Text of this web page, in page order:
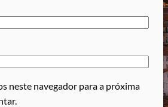
neste navegador para a próxima